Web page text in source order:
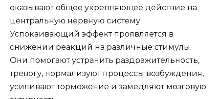
оказывают общее укрепляющее действие на
центральную нервную систему.
Успокаивающий эффект проявляется в
снижении реакций на различные стимулы.
Они помогают устранить раздражительность,
тревогу, нормализуют процессы возбуждения,
усиливают торможение и замедляют мозговую